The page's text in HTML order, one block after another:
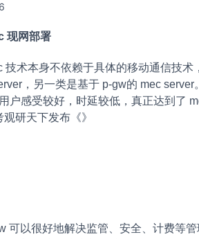
网部署
技术本身不依赖于具体的移动通信技
，另一类是基于 p-gw的 mec
户感受较好，时延较低，真正达到了
观研天下发布《》
可以很好地解决监管、安全、计费等